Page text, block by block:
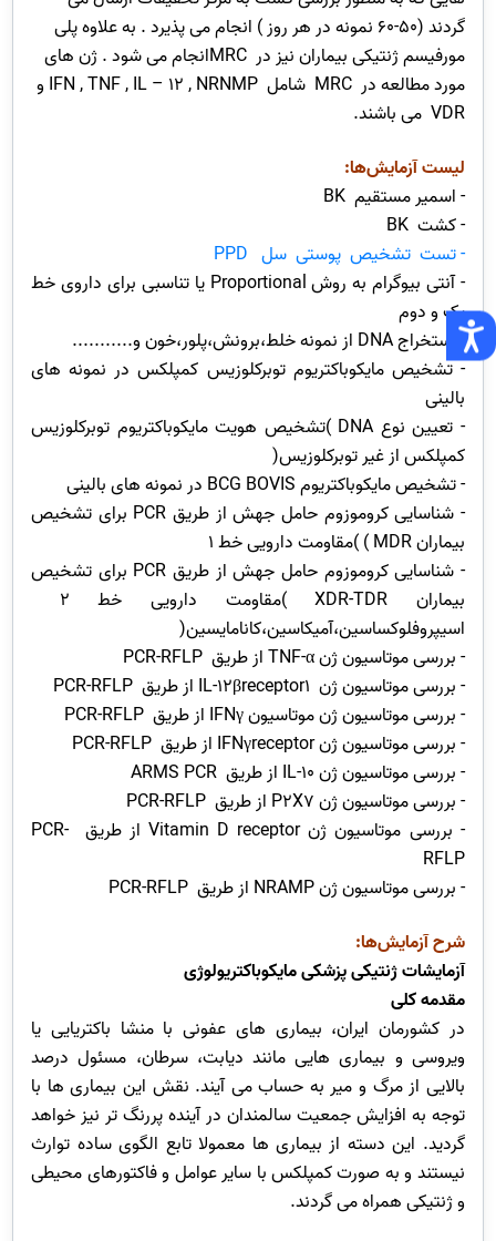
گردند (50-60 نمونه در هر روز ) انجام می پذیرد . به علاوه پلی
مورفیسم ژنتیکی بیماران نیز در MRCانجام می شود . ژن های
مورد مطالعه در MRC شامل IFN , TNF , IL – 12 , NRNMP و
VDR می باشند.
لیست آزمایش‌ها:
- اسمیر مستقیم BK
- کشت BK
- تست تشخیص پوستی سل PPD
- آنتی بیوگرام به روش Proportional یا تناسبی برای داروی خط
یک و دوم
- استخراج DNA از نمونه خلط،برونش،پلور،خون و...........
- تشخیص مایکوباکتریوم توبرکلوزیس کمپلکس در نمونه های
بالینی
- تعیین نوع DNA )تشخیص هویت مایکوباکتریوم توبرکلوزیس
کمپلکس از غیر توبرکلوزیس(
- تشخیص مایکوباکتریوم BCG BOVIS در نمونه های بالینی
- شناسایی کروموزوم حامل جهش از طریق PCR برای تشخیص
بیماران MDR ) )مقاومت دارویی خط 1
- شناسایی کروموزوم حامل جهش از طریق PCR برای تشخیص
اسیپروفلوکساسین،آمیکاسین،کانامایسین(
- بررسی موتاسیون ژن TNF-α از طریق PCR-RFLP
- بررسی موتاسیون ژن IL-12βreceptor1 از طریق PCR-RFLP
- بررسی موتاسیون ژن موتاسیون IFNγ از طریق PCR-RFLP
- بررسی موتاسیون ژن IFNγreceptor از طریق PCR-RFLP
- بررسی موتاسیون ژن IL-10 از طریق ARMS PCR
- بررسی موتاسیون ژن P2X7 از طریق PCR-RFLP
- بررسی موتاسیون ژن Vitamin D receptor از طریق PCR-
RFLP
- بررسی موتاسیون ژن NRAMP از طریق PCR-RFLP
شرح آزمایش‌ها:
آزمایشات ژنتیکی پزشکی مایکوباکتریولوژی
مقدمه کلی
در کشورمان ایران، بیماری های عفونی با منشا باکتریایی یا
ویروسی و بیماری هایی مانند دیابت، سرطان، مسئول درصد
بالایی از مرگ و میر به حساب می آیند. نقش این بیماری ها با
توجه به افزایش جمعیت سالمندان در آینده پررنگ تر نیز خواهد
گردید. این دسته از بیماری ها معمولا تابع الگوی ساده توارث
نیستند و به صورت کمپلکس با سایر عوامل و فاکتورهای محیطی
و ژنتیکی همراه می گردند.